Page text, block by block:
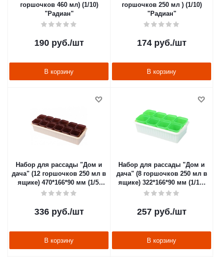
горшочков 460 мл) (1/10)
"Радиан"
190руб./шт
В корзину
горшочков 250 мл ) (1/10)
"Радиан"
174руб./шт
В корзину
Набор для рассады "Дом и
дача" (12 горшочков 250 мл в
ящике) 470*166*90 мм (1/5)
"Радиан"
336руб./шт
В корзину
Набор для рассады "Дом и
дача" (8 горшочков 250 мл в
ящике) 322*166*90 мм (1/10)
"Радиан"
257руб./шт
В корзину